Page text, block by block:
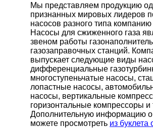
Мы представляем продукцию
признанных мировых лидеров
насосов разного типа
Насосы для сжиженного газа
звеном работы
газозаправочных станций.
выпускает следующие виды
дифференциальные
многоступеньчатые насосы,
лопастные насосы,
насосы, вертикальные
горизонтальные компрессоры и
Дополнительную информацию
можете просмотреть из буклета